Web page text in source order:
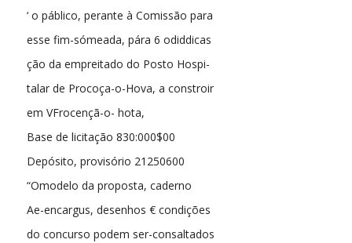
‘ o páblico, perante à Comissão para
esse fim-sómeada, pára 6 odiddicas
ção da empreitado do Posto Hospi-
talar de Procoça-o-Hova, a constroir
em VFrocençã-o- hota,
Base de licitação 830:000$00
Depósito, provisório 21250600
“Omodelo da proposta, caderno
Ae-encargus, desenhos € condições
do concurso podem ser-consaltados